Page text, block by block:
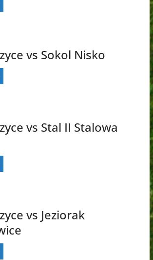
vs Sokol Nisko
vs Stal II Stalowa
vs Jeziorak